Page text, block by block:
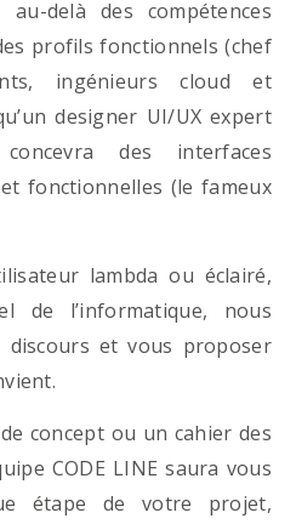
delà des compétences
profils fonctionnels (chef
ingénieurs cloud et
designer UI/UX expert
des interfaces
fonctionnelles (le fameux
lambda ou éclairé,
de l’informatique, nous
et vous proposer
concept ou un cahier des
CODE LINE saura vous
étape de votre projet,